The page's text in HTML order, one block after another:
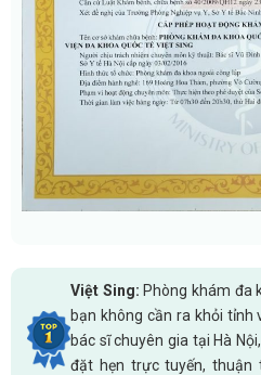
Việt Sing: Phòng khám đa
bạn không cần ra khỏi
bác sĩ chuyên gia tại Hà
đặt hẹn trực tuyến, thuận